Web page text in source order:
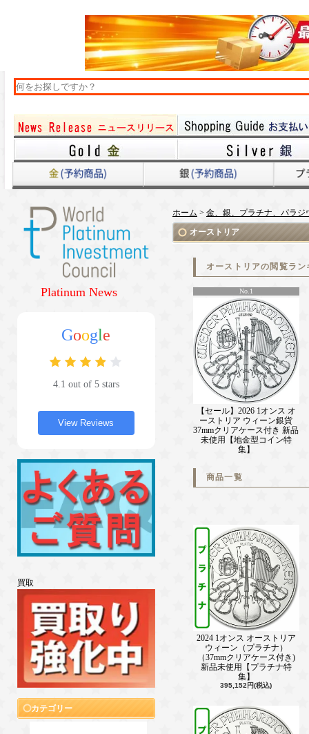
Platinum News
Google
4.1 out of 5 stars
View Reviews
買取
カテゴリー
ホーム > 金、銀、プラチナ、パラジ
オーストリア
オーストリアの閲覧ラン
No.1
【セール】2026 1オンス オ
ーストリア ウィーン銀貨
37mmクリアケース付き 新品
未使用【地金型コイン特
集】
商品一覧
2024 1オンス オーストリア
ウィーン（プラチナ）
（37mmクリアケース付き)
新品未使用【プラチナ特
集】
395,152円(税込)